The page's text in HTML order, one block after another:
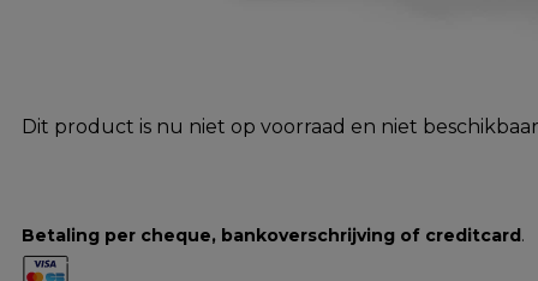
Dit product is nu niet op voorraad en niet
Betaling per cheque, bankoverschrijving of creditcard.